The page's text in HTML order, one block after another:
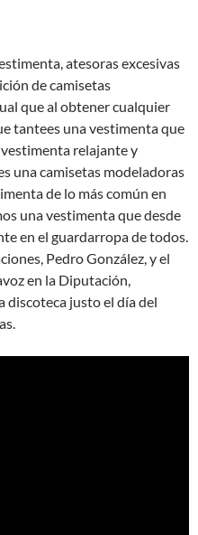
atesoras excesivas
de camisetas
que al obtener cualquier
tantees una vestimenta que
relajante y
una camisetas modeladoras
de lo más común en
una vestimenta que desde
en el guardarropa de todos.
Pedro González, y el
en la Diputación,
discoteca justo el día del